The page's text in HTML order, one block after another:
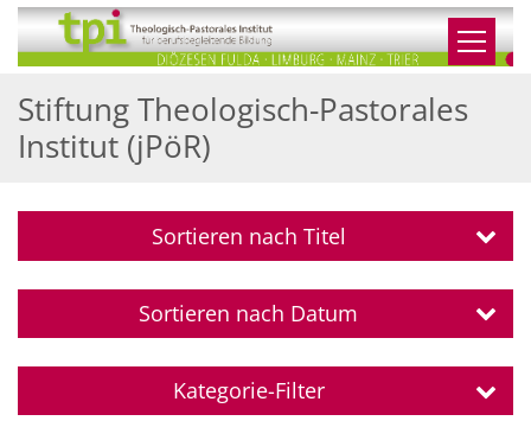
Zum Inhalt springen
Stiftung Theologisch-Pastorales
Institut (jPöR)
Sortieren nach Titel
Sortieren nach Datum
Kategorie-Filter